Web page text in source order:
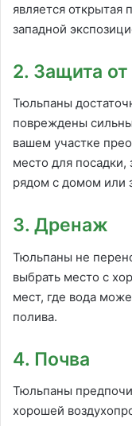
является
западной
2. Защита от
Тюльпаны
повреждены
вашем участке
место для
рядом с домом или
3. Дренаж
Тюльпаны не
выбрать место с
мест, где вода
полива.
4. Почва
Тюльпаны
хорошей